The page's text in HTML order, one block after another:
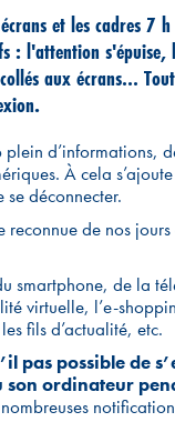
et les cadres 7
: l'attention s'épuise,
aux écrans…
d’informations,
À cela
déconnecter.
reconnue de nos
smartphone, de la
virtuelle, l’e-
fils d’actualité, etc.
pas possible de
son ordinateur